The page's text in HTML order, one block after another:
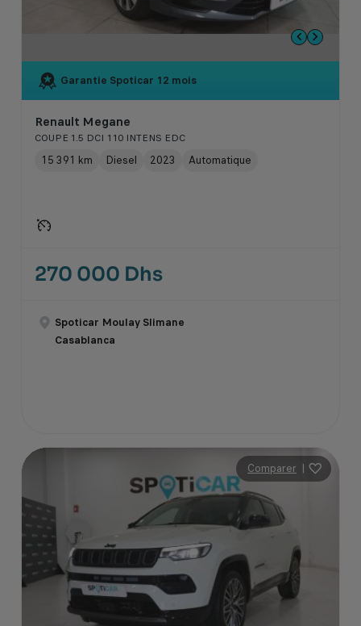
Garantie Spoticar 12 mois
Renault Megane
COUPE 1.5 DCI 110 INTENS EDC
15 391 km Diesel 2023 Automatique
270 000 Dhs
Spoticar Moulay Slimane
Casablanca
Comparer |